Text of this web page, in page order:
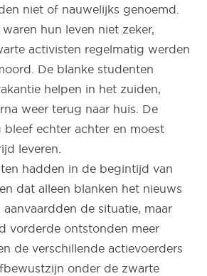
niet of nauwelijks genoemd.
hun leven niet zeker,
activisten regelmatig werden
De blanke studenten
helpen in het zuiden,
weer terug naar huis. De
echter achter en moest
leveren.
hadden in de begintijd van
dat alleen blanken het nieuws
aanvaardden de situatie, maar
vorderde ontstonden meer
de verschillende actievoerders
onder de zwarte